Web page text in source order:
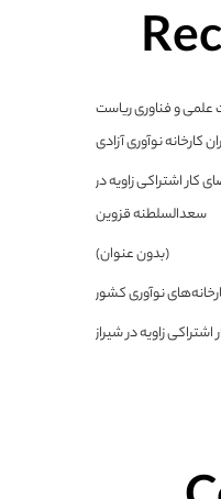
و فناوری ریاست
کارخانه نوآوری آزادی
کار اشتراکی زاویه در
سعدالسلطنه قزوین
(بدون عنوان)
نوآوری کشور
زاویه در شیراز